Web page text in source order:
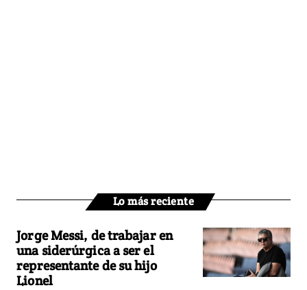
Lo más reciente
Jorge Messi, de trabajar en
una siderúrgica a ser el
representante de su hijo
Lionel